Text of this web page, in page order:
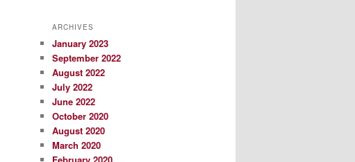
ARCHIVES
January 2023
September 2022
August 2022
July 2022
June 2022
October 2020
August 2020
March 2020